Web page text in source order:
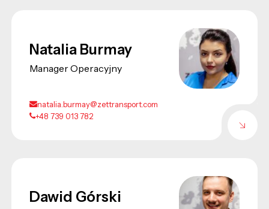
Natalia Burmay
Manager Operacyjny
natalia.burmay@zettransport.com
+48 739 013 782
Dawid Górski